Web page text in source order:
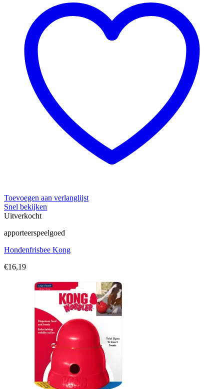
Toevoegen aan verlanglijst
Snel bekijken
Uitverkocht
apporteerspeelgoed
Hondenfrisbee Kong
€16,19